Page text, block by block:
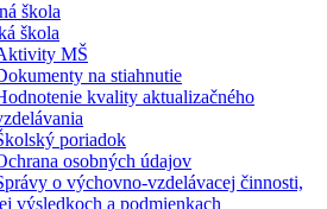
škola
škola
MŠ
na stiahnutie
kvality aktualizačného
poriadok
osobných údajov
o výchovno-vzdelávacej činnosti,
výsledkoch a podmienkach